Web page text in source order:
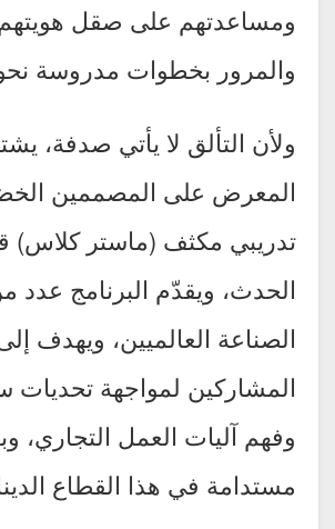
ومساعدتهم على صقل هويتهم
والمرور بخطوات مدروسة نحو
ولأن التألق لا يأتي صدفة،
المعرض على المصممين
تدريبي مكثف (ماستر كلاس)
الحدث، ويقدّم البرنامج عدد
الصناعة العالميين، ويهدف
المشاركين لمواجهة
وفهم آليات العمل التجاري،
مستدامة في هذا القطاع